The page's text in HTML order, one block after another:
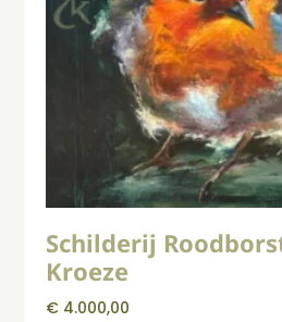
Schilderij
Kroeze
€ 4.000,00